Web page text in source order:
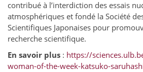
contribué à l’interdiction des essais
atmosphériques et fondé la Société
Scientifiques Japonaises pour
recherche scientifique.
En savoir plus : https://
woman-of-the-week-katsuko-